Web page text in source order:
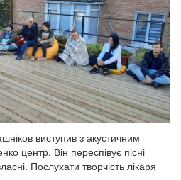
виступив з акустичним
центр. Він переспівує пісні
Послухати творчість лікаря